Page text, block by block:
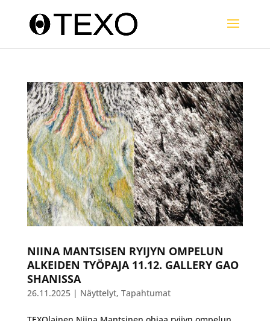
NIINA MANTSISEN RYIJYN OMPELUN
ALKEIDEN TYÖPAJA 11.12. GALLERY GAO
SHANISSA
26.11.2025| Näyttelyt, Tapahtumat